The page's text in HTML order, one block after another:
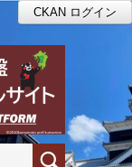
CKAN ログイン